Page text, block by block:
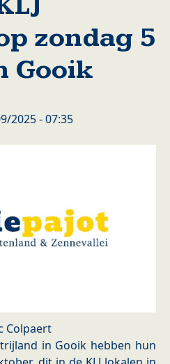
zondag 5
Gooik
2025 - 07:35
Colpaert
in Gooik hebben hun